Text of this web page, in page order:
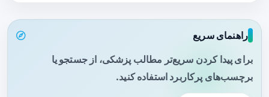
راهنمای سریع
برای پیدا کردن سریع‌تر مطالب پزشکی، از جستجو یا
برچسب‌های پرکاربرد استفاده کنید.